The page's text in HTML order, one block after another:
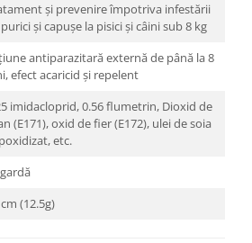
și prevenire împotriva infestării
și capușe la pisici și câini sub 8 kg
antiparazitară externă de până la 8
efect acaricid și repelent
imidacloprid, 0.56 flumetrin, Dioxid de
(E171), oxid de fier (E172), ulei de soia
etc.
(12.5g)